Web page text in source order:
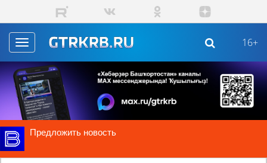
Перейти к основному содержанию
Toggle
navigation
16+
Предложить новость